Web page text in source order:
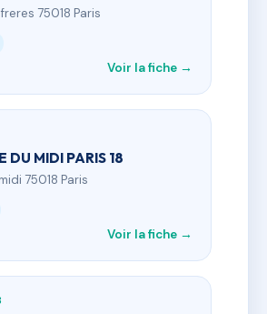
75018 Paris
Voir la fiche →
DU MIDI PARIS 18
75018 Paris
Voir la fiche →